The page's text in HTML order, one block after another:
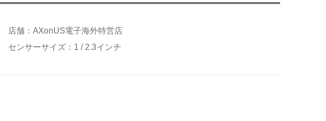
店舗：AXonUS電子海外特営店
センサーサイズ：1 / 2.3インチ